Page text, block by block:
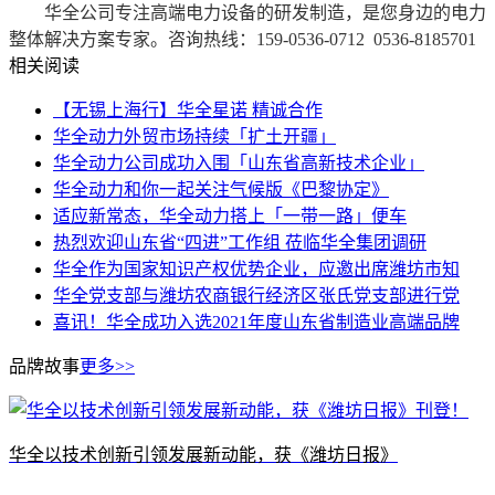
华全公司专注高端电力设备的研发制造，是您身边的电力
整体解决方案专家。咨询热线：159-0536-0712 0536-8185701
相关阅读
【无锡上海行】华全星诺 精诚合作
华全动力外贸市场持续「扩土开疆」
华全动力公司成功入围「山东省高新技术企业」
华全动力和你一起关注气候版《巴黎协定》
适应新常态，华全动力搭上「一带一路」便车
热烈欢迎山东省“四进”工作组 莅临华全集团调研
华全作为国家知识产权优势企业，应邀出席潍坊市知
华全党支部与潍坊农商银行经济区张氏党支部进行党
喜讯！华全成功入选2021年度山东省制造业高端品牌
品牌故事更多>>
​华全以技术创新引领发展新动能，获《潍坊日报》